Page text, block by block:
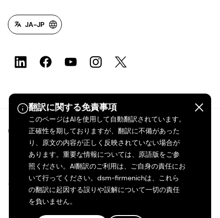
翻訳に関する免責事項
このページはAIを使用して自動翻訳されています。
正確性を期しておりますが、翻訳に不備があった
り、原文の内容が正しく反映されていない場合が
あります。重要な情報については、原語版をご参
照ください。AI翻訳のご利用は、ご自身の責任にお
いて行ってください。dsm-firmenichは、これら
の翻訳に起因する誤りや誤解について一切の責任
を負いません。
JA-JP
©2026 dsm-firmenich。無断転載・複製を禁じます。
プライバシーポリシー
利用規約
ご利用条件